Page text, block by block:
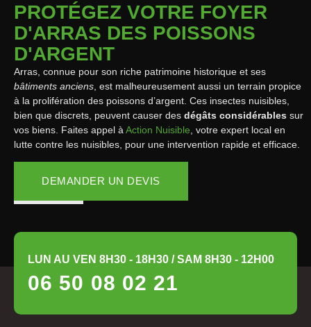
PROTÉGEZ VOTRE FOYER
D'ARRAS DES POISSONS
D'ARGENT
Arras, connue pour son riche patrimoine historique et ses
bâtiments anciens , est malheureusement aussi un terrain propice
à la prolifération des poissons d’argent. Ces insectes nuisibles,
bien que discrets, peuvent causer des dégâts considérables sur
vos biens. Faites appel à Action Nuisible , votre expert local en
lutte contre les nuisibles, pour une intervention rapide et efficace.
DEMANDER UN DEVIS
LUN AU VEN 8H30 - 18H30 / SAM 8H30 - 12H00
06 50 08 02 21